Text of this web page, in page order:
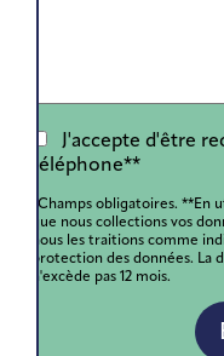
J'accepte d'être
téléphone**
*Champs obligatoires. **En
que nous collections vos
nous les traitions comme
protection des données. La
n'excède pas 12 mois.